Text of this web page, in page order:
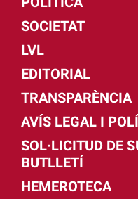
SOCIETAT
LVL
EDITORIAL
TRANSPARÈNCIA
AVÍS LEGAL I
SOL·LICITUD DE
BUTLLETÍ
HEMEROTECA